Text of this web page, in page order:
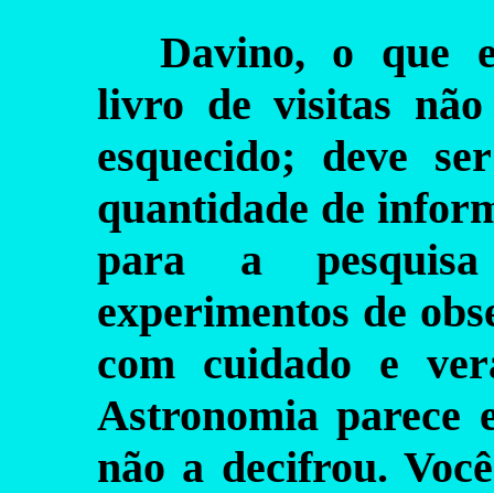
Davino, o que
livro de visitas
esquecido; deve
quantidade de
para a
experimentos de
com cuidado e
Astronomia parece
não a decifrou.